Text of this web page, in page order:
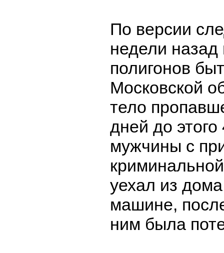
По версии
недели
полигонов
Московской
тело
дней до этого
мужчины с
уехал из
машине,
ним была